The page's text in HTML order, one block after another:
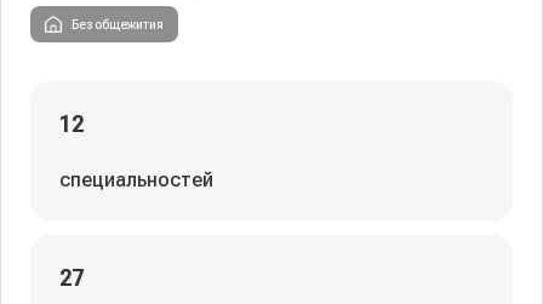
Без общежития
12
специальностей
27